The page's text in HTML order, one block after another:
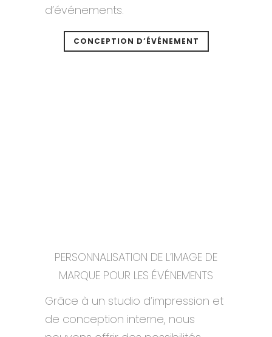
d’événements.
CONCEPTION D’ÉVÉNEMENT
PERSONNALISATION DE L’IMAGE DE
MARQUE POUR LES ÉVÉNEMENTS
Grâce à un studio d’impression et
de conception interne, nous